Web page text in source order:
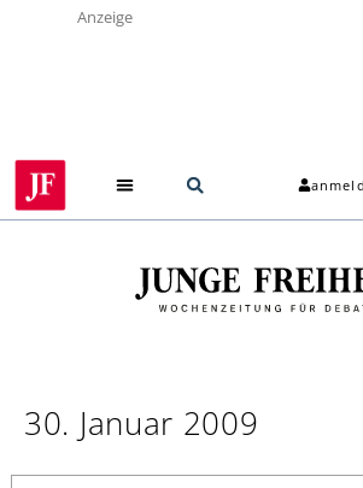
Anzeige
30. Januar 2009